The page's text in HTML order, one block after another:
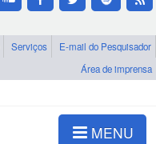
Serviços
E-mail do Pesquisador
Área de imprensa
MENU